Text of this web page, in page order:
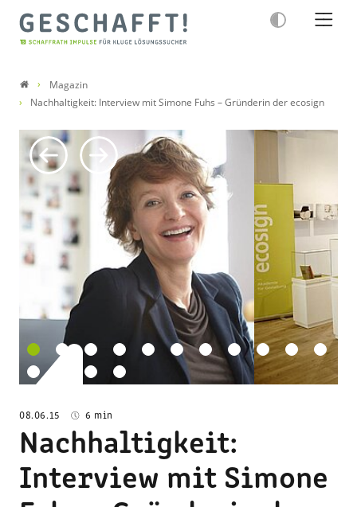
Magazin
Nachhaltigkeit: Interview mit Simone Fuhs – Gründerin der ecosign
08.06.15 6 min
Nachhaltigkeit:
Interview mit Simone